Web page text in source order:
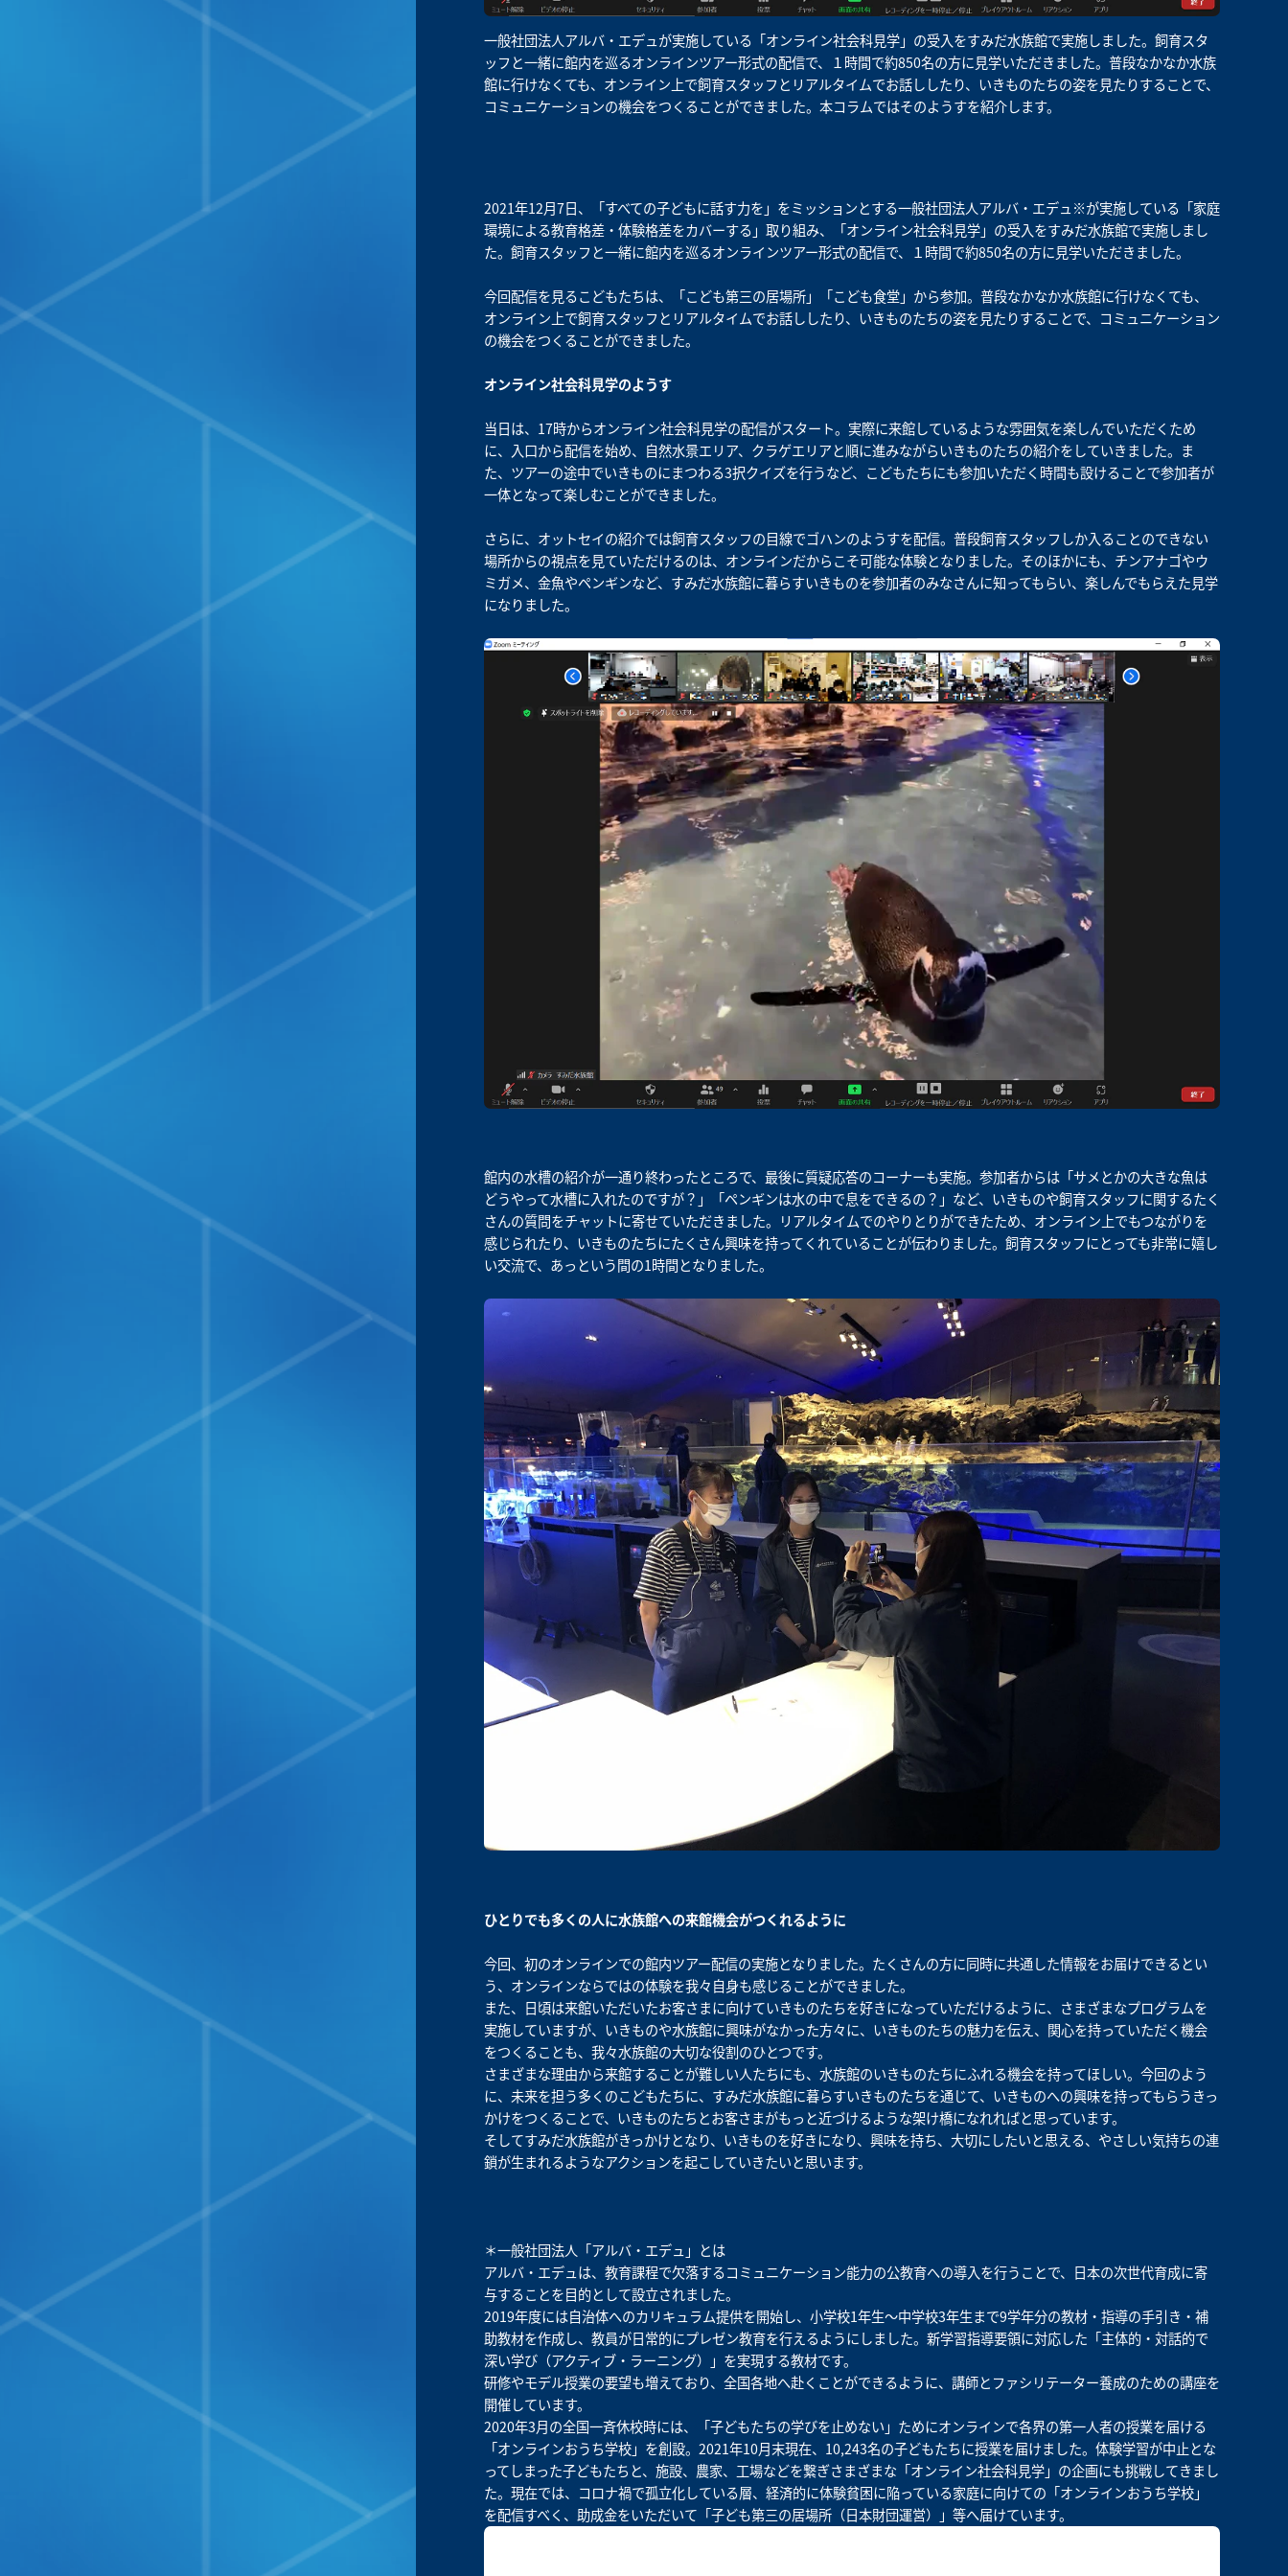
一般社団法人アルバ・エデュが実施している「オンライン社会科見学」の受入をすみだ水族館で実施しました。飼育スタ
ッフと一緒に館内を巡るオンラインツアー形式の配信で、１時間で約850名の方に見学いただきました。普段なかなか水族
館に行けなくても、オンライン上で飼育スタッフとリアルタイムでお話ししたり、いきものたちの姿を見たりすることで、
コミュニケーションの機会をつくることができました。本コラムではそのようすを紹介します。
2021年12月7日、「すべての子どもに話す力を」をミッションとする一般社団法人アルバ・エデュ※が実施している「家庭
環境による教育格差・体験格差をカバーする」取り組み、「オンライン社会科見学」の受入をすみだ水族館で実施しまし
た。飼育スタッフと一緒に館内を巡るオンラインツアー形式の配信で、１時間で約850名の方に見学いただきました。
今回配信を見るこどもたちは、「こども第三の居場所」「こども食堂」から参加。普段なかなか水族館に行けなくても、
オンライン上で飼育スタッフとリアルタイムでお話ししたり、いきものたちの姿を見たりすることで、コミュニケーション
の機会をつくることができました。
オンライン社会科見学のようす
当日は、17時からオンライン社会科見学の配信がスタート。実際に来館しているような雰囲気を楽しんでいただくため
に、入口から配信を始め、自然水景エリア、クラゲエリアと順に進みながらいきものたちの紹介をしていきました。ま
た、ツアーの途中でいきものにまつわる3択クイズを行うなど、こどもたちにも参加いただく時間も設けることで参加者が
一体となって楽しむことができました。
さらに、オットセイの紹介では飼育スタッフの目線でゴハンのようすを配信。普段飼育スタッフしか入ることのできない
場所からの視点を見ていただけるのは、オンラインだからこそ可能な体験となりました。そのほかにも、チンアナゴやウ
ミガメ、金魚やペンギンなど、すみだ水族館に暮らすいきものを参加者のみなさんに知ってもらい、楽しんでもらえた見学
になりました。
館内の水槽の紹介が一通り終わったところで、最後に質疑応答のコーナーも実施。参加者からは「サメとかの大きな魚は
どうやって水槽に入れたのですが？」「ペンギンは水の中で息をできるの？」など、いきものや飼育スタッフに関するたく
さんの質問をチャットに寄せていただきました。リアルタイムでのやりとりができたため、オンライン上でもつながりを
感じられたり、いきものたちにたくさん興味を持ってくれていることが伝わりました。飼育スタッフにとっても非常に嬉し
い交流で、あっという間の1時間となりました。
ひとりでも多くの人に水族館への来館機会がつくれるように
今回、初のオンラインでの館内ツアー配信の実施となりました。たくさんの方に同時に共通した情報をお届けできるとい
う、オンラインならではの体験を我々自身も感じることができました。
また、日頃は来館いただいたお客さまに向けていきものたちを好きになっていただけるように、さまざまなプログラムを
実施していますが、いきものや水族館に興味がなかった方々に、いきものたちの魅力を伝え、関心を持っていただく機会
をつくることも、我々水族館の大切な役割のひとつです。
さまざまな理由から来館することが難しい人たちにも、水族館のいきものたちにふれる機会を持ってほしい。今回のよう
に、未来を担う多くのこどもたちに、すみだ水族館に暮らすいきものたちを通じて、いきものへの興味を持ってもらうきっ
かけをつくることで、いきものたちとお客さまがもっと近づけるような架け橋になれればと思っています。
そしてすみだ水族館がきっかけとなり、いきものを好きになり、興味を持ち、大切にしたいと思える、やさしい気持ちの連
鎖が生まれるようなアクションを起こしていきたいと思います。
＊一般社団法人「アルバ・エデュ」とは
アルバ・エデュは、教育課程で欠落するコミュニケーション能力の公教育への導入を行うことで、日本の次世代育成に寄
与することを目的として設立されました。
2019年度には自治体へのカリキュラム提供を開始し、小学校1年生～中学校3年生まで9学年分の教材・指導の手引き・補
助教材を作成し、教員が日常的にプレゼン教育を行えるようにしました。新学習指導要領に対応した「主体的・対話的で
深い学び（アクティブ・ラーニング）」を実現する教材です。
研修やモデル授業の要望も増えており、全国各地へ赴くことができるように、講師とファシリテーター養成のための講座を
開催しています。
2020年3月の全国一斉休校時には、「子どもたちの学びを止めない」ためにオンラインで各界の第一人者の授業を届ける
「オンラインおうち学校」を創設。2021年10月末現在、10,243名の子どもたちに授業を届けました。体験学習が中止とな
ってしまった子どもたちと、施設、農家、工場などを繋ぎさまざまな「オンライン社会科見学」の企画にも挑戦してきまし
た。現在では、コロナ禍で孤立化している層、経済的に体験貧困に陥っている家庭に向けての「オンラインおうち学校」
を配信すべく、助成金をいただいて「子ども第三の居場所（日本財団運営）」等へ届けています。